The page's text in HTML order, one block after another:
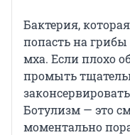
Бактерия,
попасть на
мха. Если плохо
промыть
Ботулизм — это
моментально